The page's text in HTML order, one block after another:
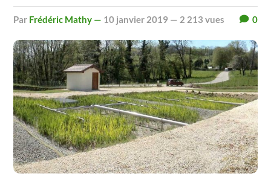
par Frédéric Mathy — 10 janvier 2019 — 2 213 vues 0